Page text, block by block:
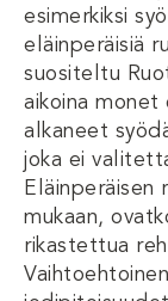
esimerkiksi
eläinperäisiä
suositeltu
aikoina
alkaneet
joka ei
Eläinperäisen
mukaan,
rikastettua